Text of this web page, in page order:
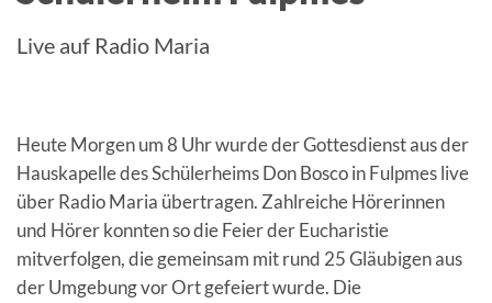
Live auf Radio Maria
Heute Morgen um 8 Uhr wurde der Gottesdienst aus der
Hauskapelle des Schülerheims Don Bosco in Fulpmes live
über Radio Maria übertragen. Zahlreiche Hörerinnen
und Hörer konnten so die Feier der Eucharistie
mitverfolgen, die gemeinsam mit rund 25 Gläubigen aus
der Umgebung vor Ort gefeiert wurde. Die